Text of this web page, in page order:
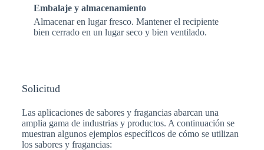
Embalaje y almacenamiento
Almacenar en lugar fresco. Mantener el recipiente
bien cerrado en un lugar seco y bien ventilado.
Solicitud
Las aplicaciones de sabores y fragancias abarcan una
amplia gama de industrias y productos. A continuación se
muestran algunos ejemplos específicos de cómo se utilizan
los sabores y fragancias: